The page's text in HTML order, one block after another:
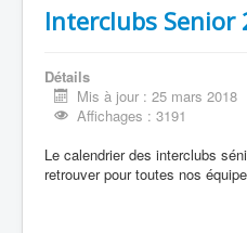
Interclubs Senior
Détails
Mis à jour : 25 mars 2018
Affichages : 3191
Le calendrier des interclubs
retrouver pour toutes nos